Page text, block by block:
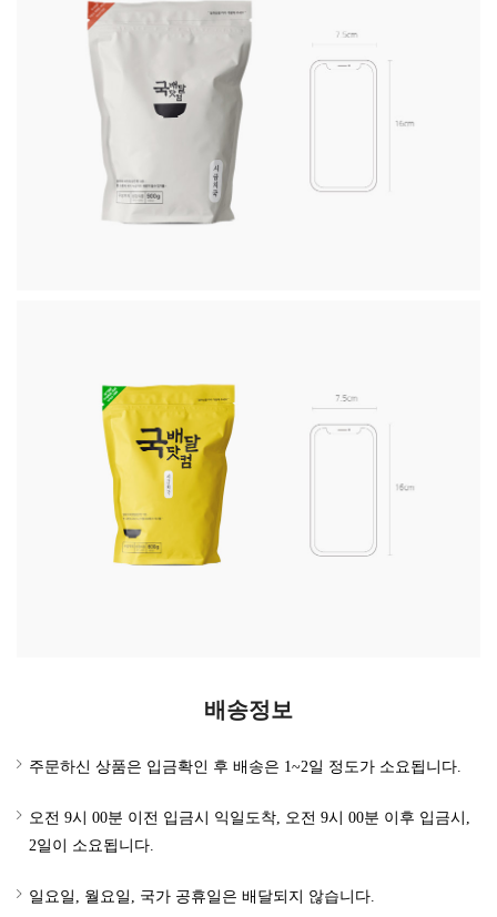
배송정보
주문하신 상품은 입금확인 후 배송은 1~2일 정도가 소요됩니다.
오전 9시 00분 이전 입금시 익일도착, 오전 9시 00분 이후 입금시,
2일이 소요됩니다.
일요일, 월요일, 국가 공휴일은 배달되지 않습니다.